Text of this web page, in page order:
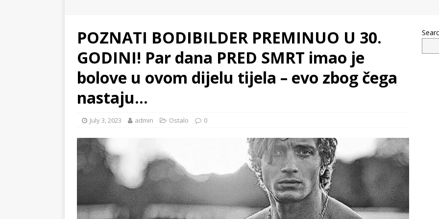
POZNATI BODIBILDER PREMINUO U 30.
GODINI! Par dana PRED SMRT imao je
bolove u ovom dijelu tijela – evo zbog čega
nastaju…
July 3, 2023 admin Ostalo 0